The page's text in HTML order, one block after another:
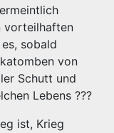
vorteilhaften
sobald
von
Schutt und
Lebens ???
ist, Krieg